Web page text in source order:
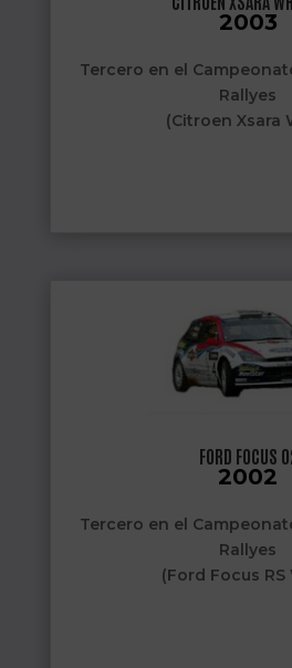
2003
Tercero en el
Rallyes
(Citroen Xsara
FORD FOCUS
2002
Tercero en el
Rallyes
(Ford Focus RS